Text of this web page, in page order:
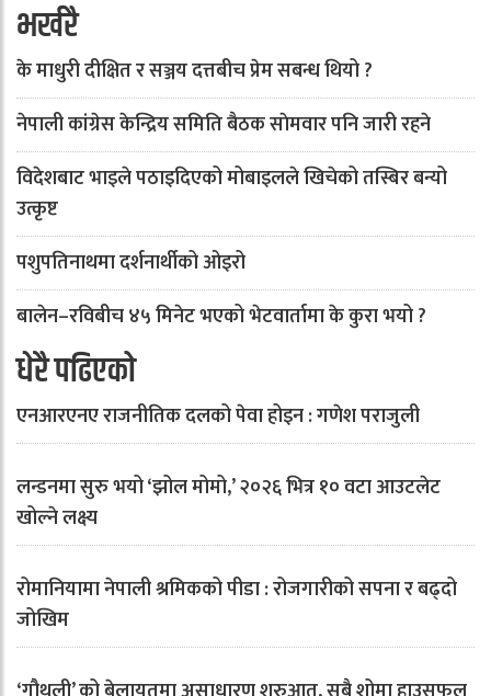
भर्खरै
के माधुरी दीक्षित र सञ्जय दत्तबीच प्रेम सबन्ध थियो ?
नेपाली कांग्रेस केन्द्रिय समिति बैठक साेमवार पनि जारी रहने
विदेशबाट भाइले पठाइदिएको मोबाइलले खिचेको तस्बिर बन्यो
उत्कृष्ट
पशुपतिनाथमा दर्शनार्थीको ओइरो
बालेन–रविबीच ४५ मिनेट भएको भेटवार्तामा के कुरा भयो ?
धेरै पढिएको
एनआरएनए राजनीतिक दलको पेवा होइन : गणेश पराजुली
लन्डनमा सुरु भयो ‘झोल मोमो,’ २०२६ भित्र १० वटा आउटलेट
खोल्ने लक्ष्य
रोमानियामा नेपाली श्रमिकको पीडा : रोजगारीको सपना र बढ्दो
जोखिम